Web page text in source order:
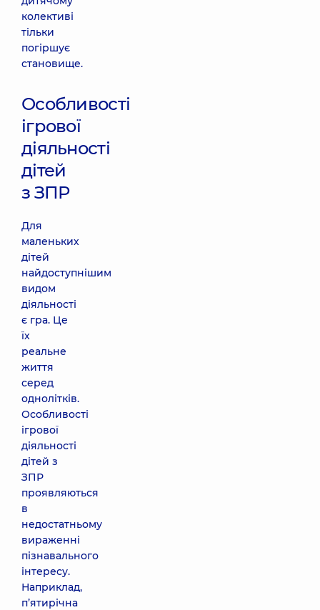
колективі
тільки
погіршує
становище.
Особливості
ігрової
діяльності
дітей
з ЗПР
Для
маленьких
дітей
найдоступнішим
видом
діяльності
є гра. Це
їх
реальне
життя
серед
однолітків.
Особливості
ігрової
діяльності
дітей з
ЗПР
проявляються
в
недостатньому
вираженні
пізнавального
інтересу.
Наприклад,
п’ятирічна